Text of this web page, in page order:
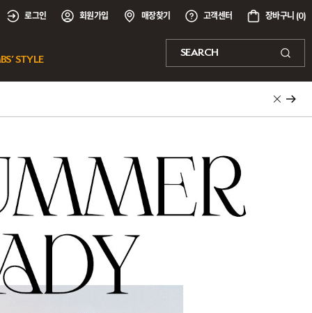
로그인 회원가입 매장찾기 고객센터 장바구니 (0)
STYLE
SEARCH